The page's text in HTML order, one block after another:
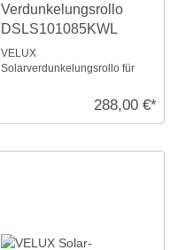
Verdunkelungsrollo
DSLS101085KWL
VELUX
Solarverdunkelungsrollo für
weiße Schiene, io-homecontrol
288,00 €*